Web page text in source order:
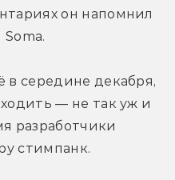
он напомнил
середине декабря,
— не так уж и
разработчики
стимпанк.